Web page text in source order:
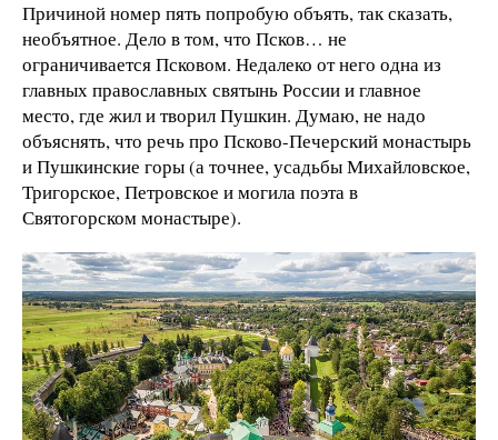
Причиной номер пять попробую объять, так сказать,
необъятное. Дело в том, что Псков… не
ограничивается Псковом. Недалеко от него одна из
главных православных святынь России и главное
место, где жил и творил Пушкин. Думаю, не надо
объяснять, что речь про Псково-Печерский монастырь
и Пушкинские горы (а точнее, усадьбы Михайловское,
Тригорское, Петровское и могила поэта в
Святогорском монастыре).